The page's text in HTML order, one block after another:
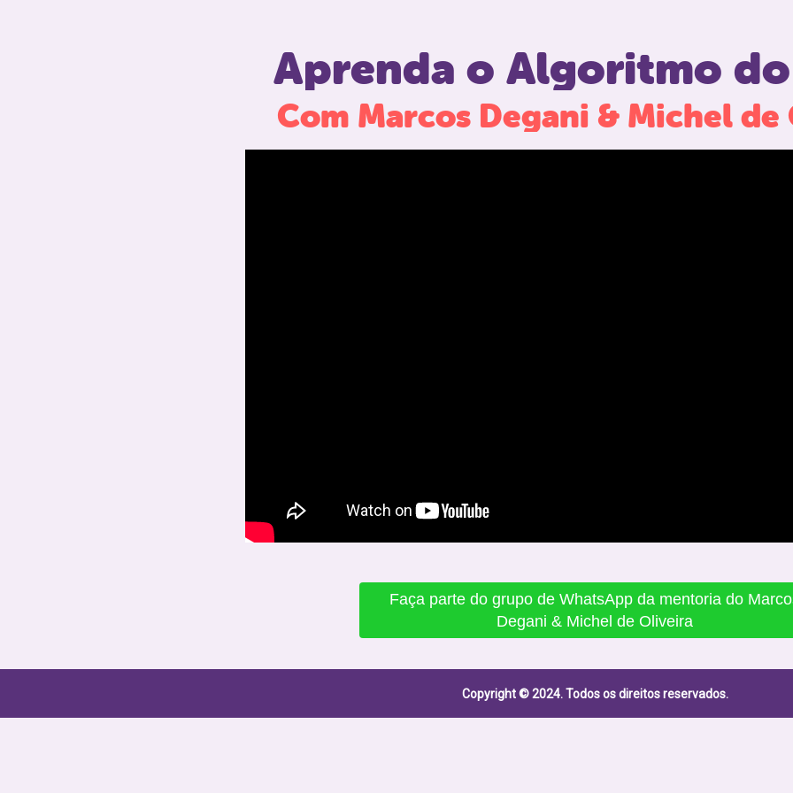
Aprenda o Algoritmo
Com Marcos Degani & Michel
Faça parte do grupo de WhatsApp da mentoria do
Degani & Michel de Oliveira
Copyright © 2024. Todos os direitos reservados.